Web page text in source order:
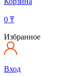
0 ₸
Избранное
Вход